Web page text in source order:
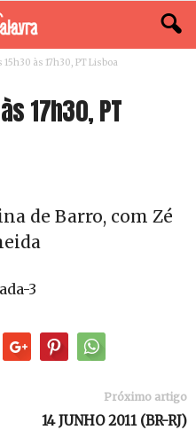
15h30 às 17h30, PT Lisboa
17h30, PT
de Barro, com Zé
Próximo artigo
14 JUNHO 2011 (BR-RJ)